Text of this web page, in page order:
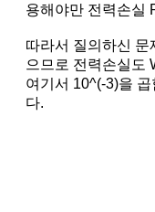
용해야만 전력손실
따라서 질의하신 문
으므로 전력손실도
여기서 10^(-3)을
다.